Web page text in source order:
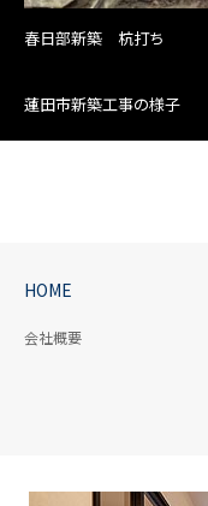
春日部新築 杭打ち
蓮田市新築工事の様子
HOME
会社概要